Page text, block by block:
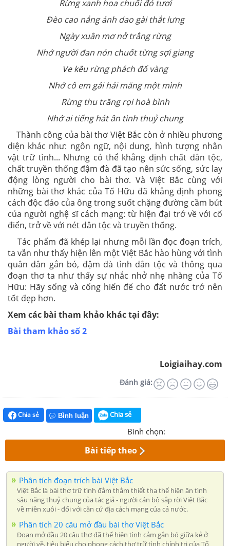
Rừng xanh hoa chuối đỏ tươi
Đèo cao nắng ánh dao gài thắt lưng
Ngày xuân mơ nở trắng rừng
Nhớ người đan nón chuốt từng sợi giang
Ve kêu rừng phách đổ vàng
Nhớ cô em gái hái măng một mình
Rừng thu trăng rọi hoà bình
Nhớ ai tiếng hát ân tình thuỷ chung
Thành công của bài thơ Việt Bắc còn ở nhiều phương
diện khác như: ngôn ngữ, nội dung, hình tượng nhân
vật trữ tình... Nhưng có thể khẳng định chất dân tộc,
chất truyền thống đậm đà đã tạo nên sức sống, sức lay
động lòng người cho bài thơ. Và Việt Bắc cùng với
những bài thơ khác của Tố Hữu đã khẳng định phong
cách độc đáo của ông trong suốt chặng đường cầm bút
của người nghệ sĩ cách mạng: từ hiện đại trở về với cổ
điển, trở về với nét dân tộc và truyền thống.
Tác phẩm đã khép lại nhưng mỗi lần đọc đoạn trích,
ta vẫn như thấy hiện lên một Việt Bắc hào hùng với tình
quân dân gắn bó, đậm đà tình dân tộc và thông qua
đoạn thơ ta như thấy sự nhắc nhở nhẹ nhàng của Tố
Hữu: Hãy sống và cống hiến để cho đất nước trở nên
tốt đẹp hơn.
Xem các bài tham khảo khác tại đây:
Bài tham khảo số 2
Loigiaihay.com
Đánh giá:
Chia sẻ Bình luận Chia sẻ
Bình chọn:
Bài tiếp theo
Phân tích đoạn trích bài Việt Bắc
Việt Bắc là bài thơ trữ tình đằm thắm thiết tha thể hiện ân tình
sâu nặng thuỷ chung của tác giả - người cán bộ sắp rời Việt Bắc
về miền xuôi - đối với căn cứ địa cách mạng của cả nước.
Phân tích 20 câu mở đầu bài thơ Việt Bắc
Đoạn mở đầu 20 câu thơ đã thể hiện tình cảm gắn bó giữa kẻ ở
người về, tiêu biểu cho phong cách thơ trữ tình chính trị của Tố